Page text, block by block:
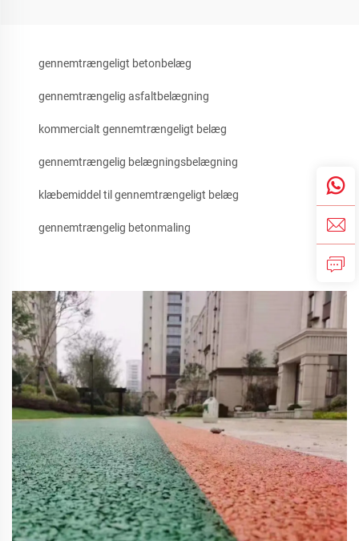
gennemtrængeligt betonbelæg
gennemtrængelig asfaltbelægning
kommercialt gennemtrængeligt belæg
gennemtrængelig belægningsbelægning
klæbemiddel til gennemtrængeligt belæg
gennemtrængelig betonmaling